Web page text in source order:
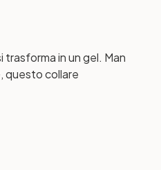
in un gel. Man
questo collare